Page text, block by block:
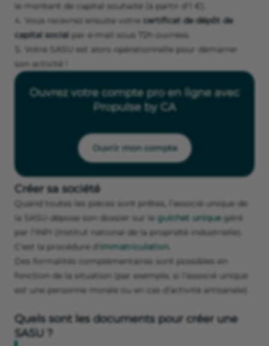
le montant de capital souhaité (à partir d'1 €).
Vous recevrez ensuite votre certificat de dépôt de
capital social par e-mail sous 72h ouvrées.
Votre SASU est alors opérationnelle pour démarrer
son activité !
Ouvrez votre compte pro en ligne avec
Propulse by CA
Ouvrir mon compte
Créer sa société
Quand toutes les pièces sont prêtes, l’associé unique de
la SASU dépose son dossier sur le guichet uniquegéré
par l’INPI (Institut national de la propriété industrielle).
C'est la procédure d' immatriculation.
Des formalités complémentaires sont possibles en
fonction de la situation (par exemple, si l’associé unique
est une personne morale ou en cas d’activité artisanale).
Quels sont les documents pour créer une
SASU ?